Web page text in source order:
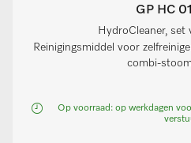
GP HC
HydroCleaner, set
Reinigingsmiddel voor
combi-
Op voorraad: op werkdagen